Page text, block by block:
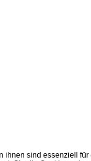
sind essenziell